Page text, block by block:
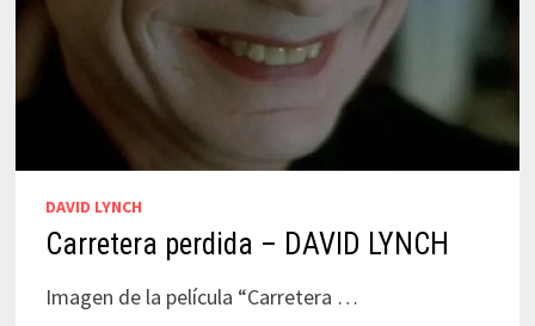
DAVID LYNCH
Carretera perdida – DAVID LYNCH
Imagen de la película “Carretera …